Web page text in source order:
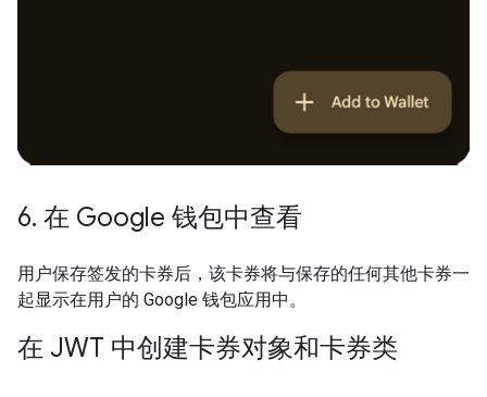
6. 在 Google 钱包中查看
用户保存签发的卡券后，该卡券将与保存的任何其他卡券一
起显示在用户的 Google 钱包应用中。
在 JWT 中创建卡券对象和卡券类